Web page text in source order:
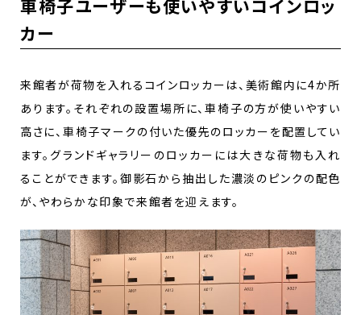
車椅子ユーザーも使いやすいコインロッ
カー
来館者が荷物を入れるコインロッカーは、美術館内に4か所
あります。それぞれの設置場所に、車椅子の方が使いやすい
高さに、車椅子マークの付いた優先のロッカーを配置してい
ます。グランドギャラリーのロッカーには大きな荷物も入れ
ることができます。御影石から抽出した濃淡のピンクの配色
が、やわらかな印象で来館者を迎えます。